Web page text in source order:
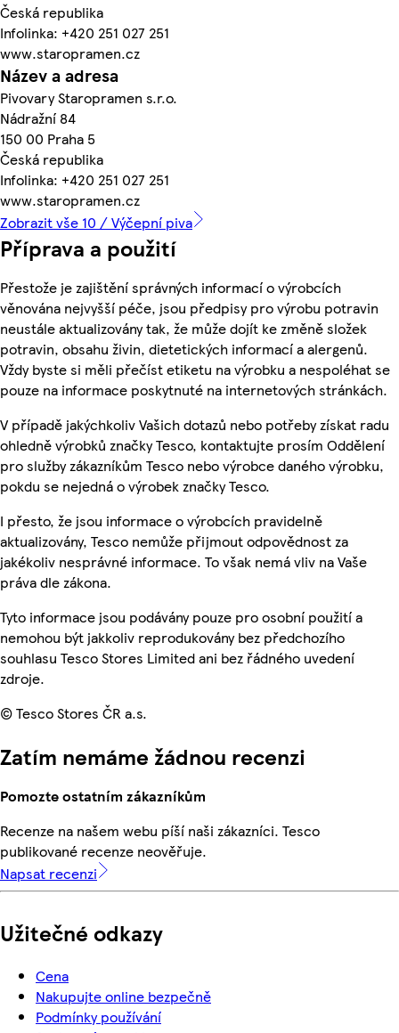
Česká republika
Infolinka: +420 251 027 251
www.staropramen.cz
Název a adresa
Pivovary Staropramen s.r.o.
Nádražní 84
150 00 Praha 5
Česká republika
Infolinka: +420 251 027 251
www.staropramen.cz
Zobrazit vše 10 / Výčepní piva
Příprava a použití
Přestože je zajištění správných informací o výrobcích
věnována nejvyšší péče, jsou předpisy pro výrobu potravin
neustále aktualizovány tak, že může dojít ke změně složek
potravin, obsahu živin, dietetických informací a alergenů.
Vždy byste si měli přečíst etiketu na výrobku a nespoléhat se
pouze na informace poskytnuté na internetových stránkách.
V případě jakýchkoliv Vašich dotazů nebo potřeby získat radu
ohledně výrobků značky Tesco, kontaktujte prosím Oddělení
pro služby zákazníkům Tesco nebo výrobce daného výrobku,
pokdu se nejedná o výrobek značky Tesco.
I přesto, že jsou informace o výrobcích pravidelně
aktualizovány, Tesco nemůže přijmout odpovědnost za
jakékoliv nesprávné informace. To však nemá vliv na Vaše
práva dle zákona.
Tyto informace jsou podávány pouze pro osobní použití a
nemohou být jakkoliv reprodukovány bez předchozího
souhlasu Tesco Stores Limited ani bez řádného uvedení
zdroje.
© Tesco Stores ČR a.s.
Zatím nemáme žádnou recenzi
Pomozte ostatním zákazníkům
Recenze na našem webu píší naši zákazníci. Tesco
publikované recenze neověřuje.
Napsat recenzi
Užitečné odkazy
Cena
Nakupujte online bezpečně
Podmínky používání